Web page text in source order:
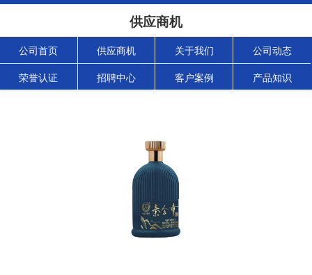
供应商机
公司首页 供应商机 关于我们 公司动态
荣誉认证 招聘中心 客户案例 产品知识